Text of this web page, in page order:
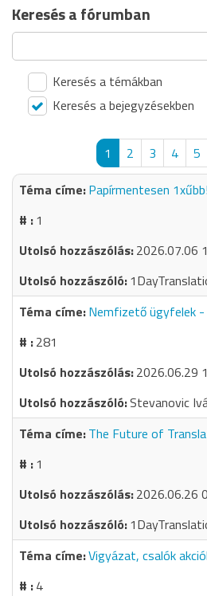
Keresés a fórumban
Keresés a témákban
Keresés a bejegyzésekben
1 2 3 4 5
Papírmentesen 1xűbb!
1
2026.07.06
Nemfizető ügyfelek
281
2026.06.29
Stevanovic
The Future of
1
2026.06.26
Vigyázat, csalók
4